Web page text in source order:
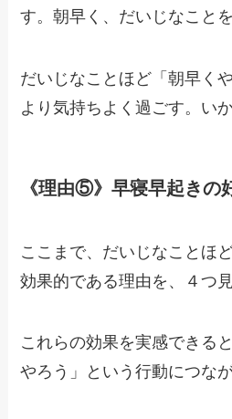
す。朝早く、だいじなこと
だいじなことほど「朝早く
より気持ちよく過ごす。い
《理由⑤》早寝早起きの
ここまで、だいじなことほ
効果的である理由を、４つ
これらの効果を実感できる
やろう」という行動につな